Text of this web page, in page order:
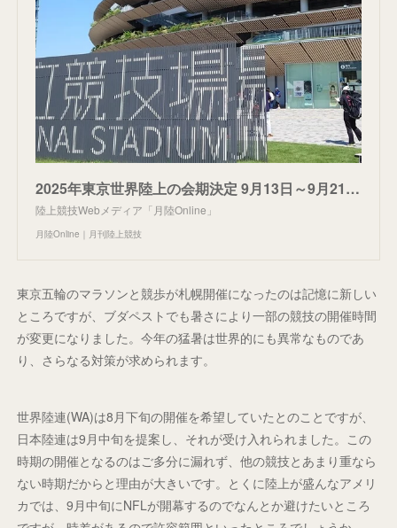
2025年東京世界陸上の会期決定 9月13日～9月21日の9日間 暑さを考慮して大会史上2番目の遅い開幕 | 月陸Online｜月刊陸上競技
陸上競技Webメディア「月陸Online」
月陸Online｜月刊陸上競技
東京五輪のマラソンと競歩が札幌開催になったのは記憶に新しい
ところですが、ブダペストでも暑さにより一部の競技の開催時間
が変更になりました。今年の猛暑は世界的にも異常なものであ
り、さらなる対策が求められます。
世界陸連(WA)は8月下旬の開催を希望していたとのことですが、
日本陸連は9月中旬を提案し、それが受け入れられました。この
時期の開催となるのはご多分に漏れず、他の競技とあまり重なら
ない時期だからと理由が大きいです。とくに陸上が盛んなアメリ
カでは、9月中旬にNFLが開幕するのでなんとか避けたいところ